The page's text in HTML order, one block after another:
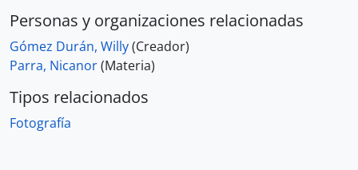
Personas y organizaciones relacionadas
Gómez Durán, Willy(Creador)
Parra, Nicanor(Materia)
Tipos relacionados
Fotografía